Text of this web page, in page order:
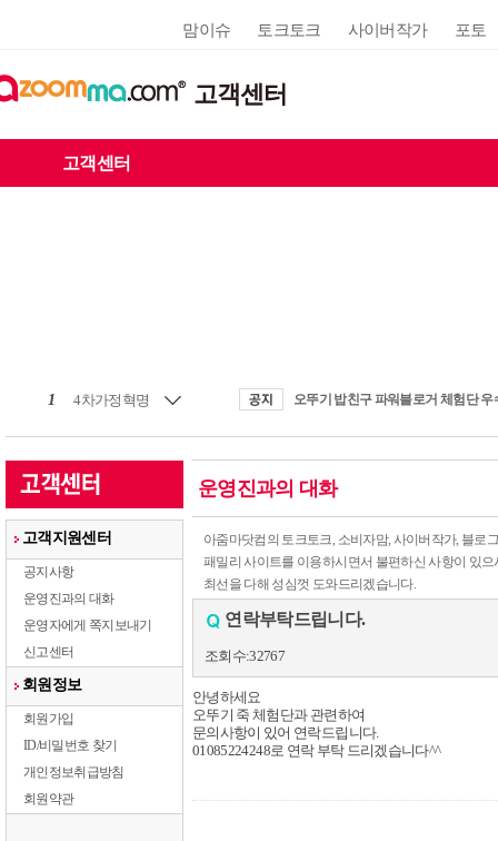
맘이슈 토크토크 사이버작가 포토
고객센터
고객센터
1 4차가정혁명
고객지원센터
공지사항
운영진과의 대화
운영자에게 쪽지보내기
신고센터
회원정보
회원가입
ID/비밀번호 찾기
개인정보취급방침
회원약관
운영진과의 대화
아줌마닷컴의 토크토크, 소비자맘, 사이버작가, 블로
패밀리 사이트를 이용하시면서 불편하신 사항이 있
최선을 다해 성심껏 도와드리겠습니다.
연락부탁드립니다.
조회수:32767
안녕하세요
오뚜기 죽 체험단과 관련하여
문의사항이 있어 연락드립니다.
01085224248로 연락 부탁 드리겠습니다^^